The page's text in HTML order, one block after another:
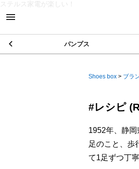
ステルス家電が楽しい！
パンプス
Shoes box > ブラ
#レシピ
1952年、静
足のこと、歩
て1足ずつ丁